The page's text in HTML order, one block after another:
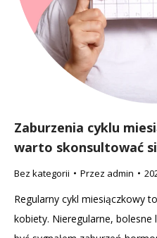
Zaburzenia cyklu
warto skonsultować
Bez kategorii Przez admin
Regularny cykl miesiączkowy
kobiety. Nieregularne,